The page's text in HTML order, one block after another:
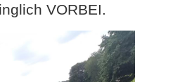
VORBEI.